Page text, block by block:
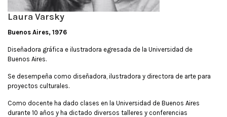
Laura Varsky
Buenos Aires, 1976
Diseñadora gráfica e ilustradora egresada de la Universidad de
Buenos Aires.
Se desempeña como diseñadora, ilustradora y directora de arte para
proyectos culturales.
Como docente ha dado clases en la Universidad de Buenos Aires
durante 10 años y ha dictado diversos talleres y conferencias